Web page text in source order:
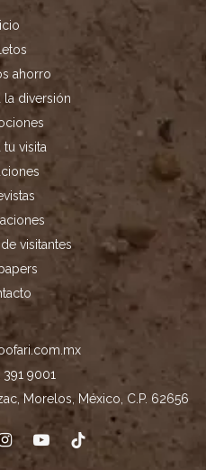
391 9001
Morelos, México, C.P. 62656
ahorro
la diversión
tu visita
visitantes